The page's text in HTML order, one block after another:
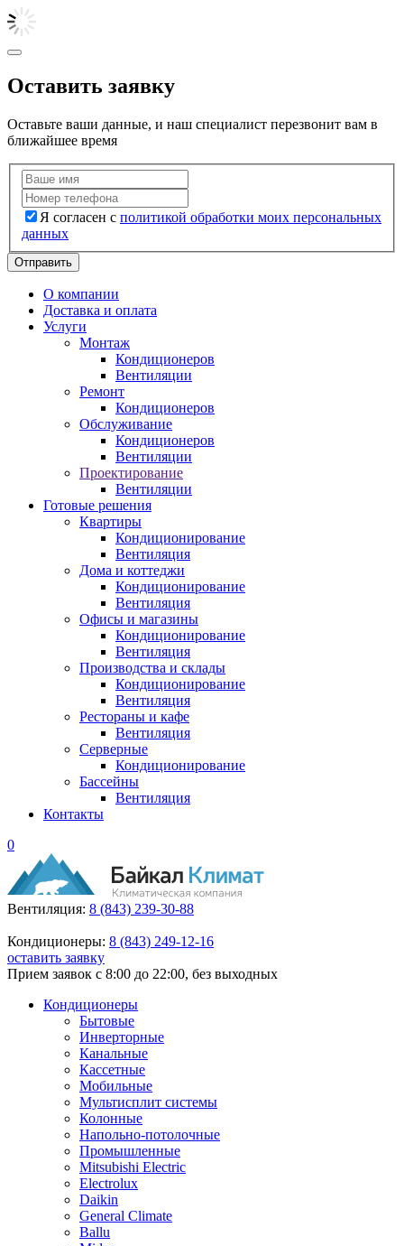
Оставить заявку
Оставьте ваши данные, и наш специалист перезвонит вам в
ближайшее время
Я согласен с политикой обработки моих персональных
данных
Отправить
О компании
Доставка и оплата
Услуги
Монтаж
Кондиционеров
Вентиляции
Ремонт
Кондиционеров
Обслуживание
Кондиционеров
Вентиляции
Проектирование
Вентиляции
Готовые решения
Квартиры
Кондиционирование
Вентиляция
Дома и коттеджи
Кондиционирование
Вентиляция
Офисы и магазины
Кондиционирование
Вентиляция
Производства и склады
Кондиционирование
Вентиляция
Рестораны и кафе
Вентиляция
Серверные
Кондиционирование
Бассейны
Вентиляция
Контакты
0
Вентиляция: 8 (843) 239-30-88
Кондиционеры: 8 (843) 249-12-16
оставить заявку
Прием заявок с 8:00 до 22:00, без выходных
Кондиционеры
Бытовые
Инверторные
Канальные
Кассетные
Мобильные
Мультисплит системы
Колонные
Напольно-потолочные
Промышленные
Mitsubishi Electric
Electrolux
Daikin
General Climate
Ballu